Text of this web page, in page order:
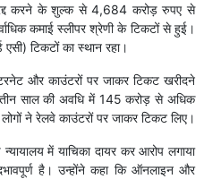
करने के शुल्क से 4,684 करोड़ रुपए से
कमाई स्लीपर श्रेणी के टिकटों से हुई।
टिकटों का स्थान रहा।
और काउंटरों पर जाकर टिकट खरीदने
साल की अवधि में 145 करोड़ से अधिक
ने रेलवे काउंटरों पर जाकर टिकट लिए।
में याचिका दायर कर आरोप लगाया
है। उन्होंने कहा कि ऑनलाइन और